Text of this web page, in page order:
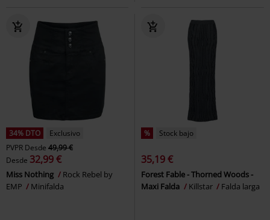
34% DTO
Exclusivo
PVPR Desde 49,99 €
Desde 32,99 €
Miss Nothing
Rock Rebel by
EMP
Minifalda
% Stock bajo
35,19 €
Forest Fable - Thorned Woods -
Maxi Falda
Killstar Falda larga